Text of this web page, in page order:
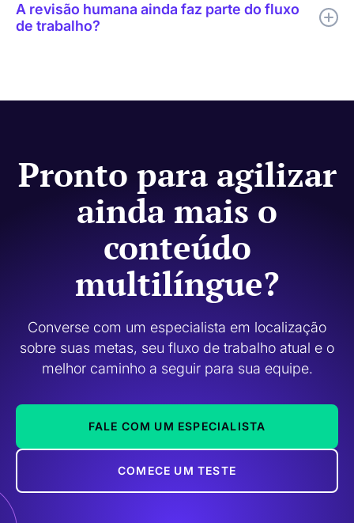
conteúdo original muda.
A revisão humana ainda faz parte do fluxo
de trabalho?
o tom e a relevância cultural são mais importantes.
Pronto para agilizar
ainda mais o
conteúdo
multilíngue?
Converse com um especialista em localização
sobre suas metas, seu fluxo de trabalho atual e o
melhor caminho a seguir para sua equipe.
FALE COM UM ESPECIALISTA
COMECE UM TESTE